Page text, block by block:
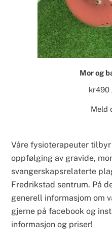
Mor og
kr490
Meld
Våre fysioterapeuter
oppfølging av gravide,
svangerskapsrelaterte
Fredrikstad sentrum. På
generell informasjom om
gjerne påfacebook og
informasjon og priser!